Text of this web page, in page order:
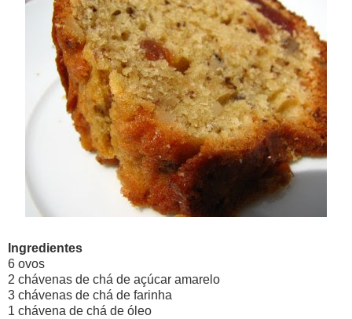
Ingredientes
6 ovos
2 chávenas de chá de açúcar amarelo
3 chávenas de chá de farinha
1 chávena de chá de óleo